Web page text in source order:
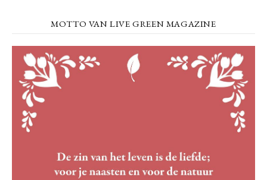
MOTTO VAN LIVE GREEN MAGAZINE